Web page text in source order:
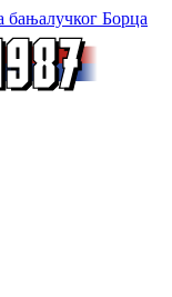
бањалучког Борца